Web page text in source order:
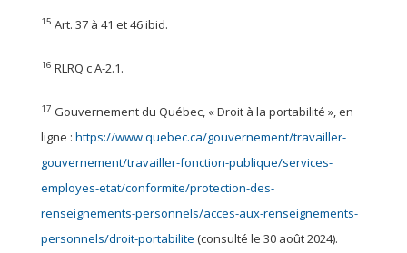
15 Art. 37 à 41 et 46 ibid.
16 RLRQ c A-2.1.
17 Gouvernement du Québec, « Droit à la portabilité », en
ligne : https://www.quebec.ca/gouvernement/travailler-
gouvernement/travailler-fonction-publique/services-
employes-etat/conformite/protection-des-
renseignements-personnels/acces-aux-renseignements-
personnels/droit-portabilite (consulté le 30 août 2024).